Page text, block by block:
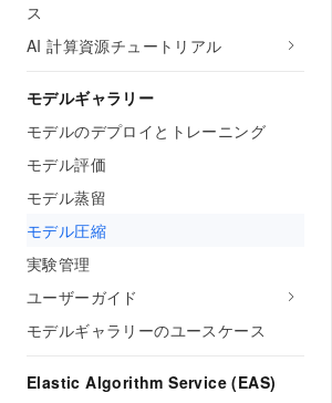
ス
AI 計算資源チュートリアル
モデルギャラリー
モデルのデプロイとトレーニング
モデル評価
モデル蒸留
モデル圧縮
実験管理
ユーザーガイド
モデルギャラリーのユースケース
Elastic Algorithm Service (EAS)